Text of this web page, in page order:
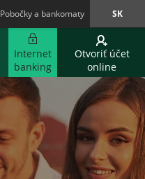
Pobočky a bankomaty SK
Internet
banking
Otvoriť účet
online